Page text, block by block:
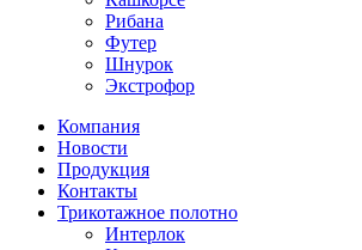
Рибана
Футер
Шнурок
Экстрофор
Компания
Новости
Продукция
Контакты
Трикотажное полотно
Интерлок